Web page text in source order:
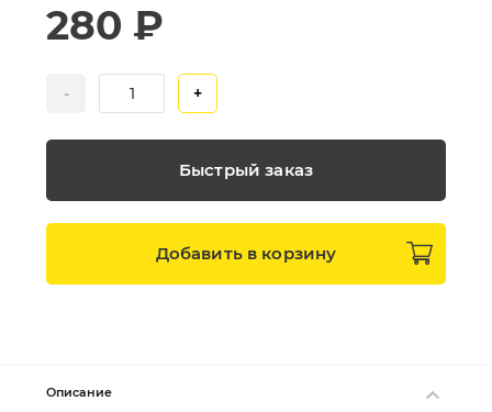
- +
280 ₽
Быстрый заказ
Добавить в корзину
Описание